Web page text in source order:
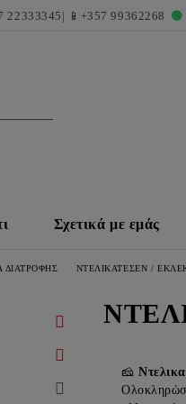
22333345| 📱 +357 99362268 🟢
Σχετικά με εμάς
ΔΙΑΤΡΟΦΗΣ ΝΤΕΛΙΚΑΤΕΣΕΝ /
🧀